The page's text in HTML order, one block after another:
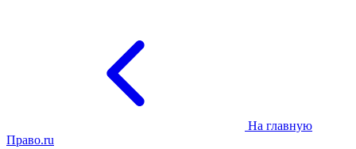
На главную
Право.ru